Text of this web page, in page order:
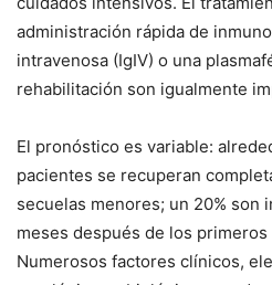
administración rápida de
intravenosa (IgIV) o una
rehabilitación son igualmente
El pronóstico es variable:
pacientes se recuperan
secuelas menores; un 20% son
meses después de los
Numerosos factores clínicos,